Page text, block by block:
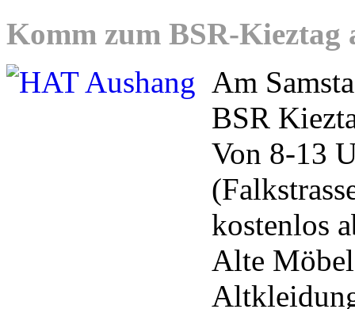
Komm zum BSR-Kieztag
Am
BSR
Von 8-13
kostenlos
Alte